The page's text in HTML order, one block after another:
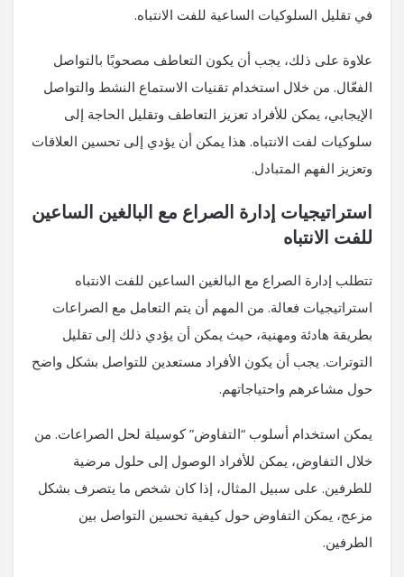
في تقليل السلوكيات الساعية للفت الانتباه.
علاوة على ذلك، يجب أن يكون التعاطف مصحوبًا بالتواصل
الفعّال. من خلال استخدام تقنيات الاستماع النشط والتواصل
الإيجابي، يمكن للأفراد تعزيز التعاطف وتقليل الحاجة إلى
سلوكيات لفت الانتباه. هذا يمكن أن يؤدي إلى تحسين العلاقات
وتعزيز الفهم المتبادل.
استراتيجيات إدارة الصراع مع البالغين الساعين
للفت الانتباه
تتطلب إدارة الصراع مع البالغين الساعين للفت الانتباه
استراتيجيات فعالة. من المهم أن يتم التعامل مع الصراعات
بطريقة هادئة ومهنية، حيث يمكن أن يؤدي ذلك إلى تقليل
التوترات. يجب أن يكون الأفراد مستعدين للتواصل بشكل واضح
حول مشاعرهم واحتياجاتهم.
يمكن استخدام أسلوب “التفاوض” كوسيلة لحل الصراعات. من
خلال التفاوض، يمكن للأفراد الوصول إلى حلول مرضية
للطرفين. على سبيل المثال، إذا كان شخص ما يتصرف بشكل
مزعج، يمكن التفاوض حول كيفية تحسين التواصل بين
الطرفين.